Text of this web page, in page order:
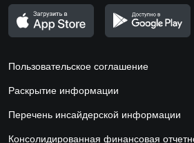
Пользовательское соглашение
Раскрытие информации
Перечень инсайдерской информации
Консолидированная финансовая